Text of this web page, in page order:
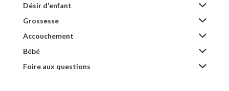
Désir d'enfant
Grossesse
Accouchement
Bébé
Foire aux questions